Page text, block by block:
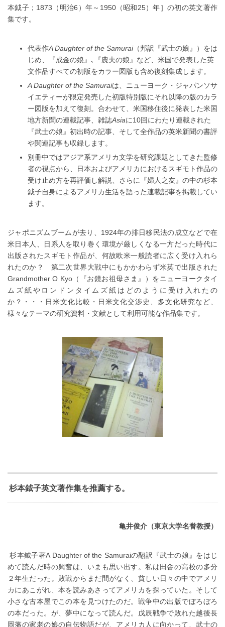
本鉞子；1873（明治6）年～1950（昭和25）年］の初の英文著作
集です。
代表作A Daughter of the Samurai（邦訳『武士の娘』）をは
じめ、『成金の娘』､『農夫の娘』など、米国で発表した英
文作品すべての初版をカラー図版も含め復刻集成します。
A Daughter of the Samuraiは、ニューヨーク・ジャパンソサ
イエティーが限定発売した初版特別版にそれ以降の版のカラ
ー図版を加えて復刻。合わせて、米国移住後に発表した米国
地方新聞の連載記事、雑誌Asiaに10回にわたり連載された
『武士の娘』初出時の記事、そして全作品の英米新聞の書評
や関連記事も収録します。
別冊中ではアジア系アメリカ文学を研究課題としてきた監修
者の視点から、日本およびアメリカにおけるスギモト作品の
受け止め方を再評価し解説、さらに『婦人之友』の中の杉本
鉞子自身によるアメリカ生活を語った連載記事を掲載してい
ます。
ジャポニズムブームが去り、1924年の排日移民法の成立などで在
米日本人、日系人を取り巻く環境が厳しくなる一方だった時代に
出版されたスギモト作品が、何故欧米一般読者に広く受け入れら
れたのか？ 第二次世界大戦中にもかかわらず米英で出版された
Grandmother O Kyo（『お鏡お祖母さま』）をニューヨークタイ
ムズ紙やロンドンタイムズ紙はどのように受け入れたの
か？・・・日米文化比較・日米文化交渉史、多文化研究など、
様々なテーマの研究資料・文献として利用可能な作品集です。
杉本鉞子英文著作集を推薦する。
亀井俊介（東京大学名誉教授）
杉本鉞子著A Daughter of the Samuraiの翻訳『武士の娘』をはじ
めて読んだ時の興奮は、いまも思い出す。私は田舎の高校の多分
２年生だった。敗戦からまだ間がなく、貧しい日々の中でアメリ
カにあこがれ、本を読みあさってアメリカを探っていた。そして
小さな古本屋でこの本を見つけたのだ。戦争中の出版でぼろぼろ
の本だった。が、夢中になって読んだ。戊辰戦争で敗れた越後長
岡藩の家老の娘の自伝物語だが、アメリカ人に向かって、武士の